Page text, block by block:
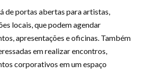
de portas abertas para artistas,
locais, que podem agendar
apresentações e oficinas. Também
em realizar encontros,
corporativos em um espaço